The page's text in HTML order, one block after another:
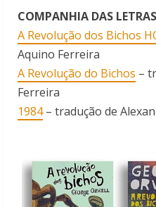
COMPANHIA DAS LETRAS
A Revolução dos Bichos
Aquino Ferreira
A Revolução do Bichos –
Ferreira
1984– tradução de